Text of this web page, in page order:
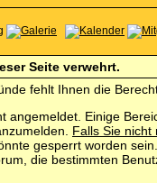
Seite verwehrt.
fehlt Ihnen die
angemeldet. Einige
Falls Sie nicht
gesperrt worden
die bestimmten